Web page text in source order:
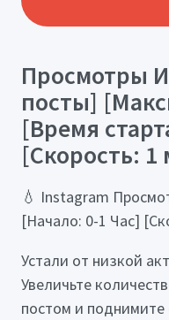
Просмотры
посты]
[Время
[Скорость: 1
💧 Instagram
[Начало: 0-1 Час]
Устали от низкой
Увеличьте
постом и поднимите